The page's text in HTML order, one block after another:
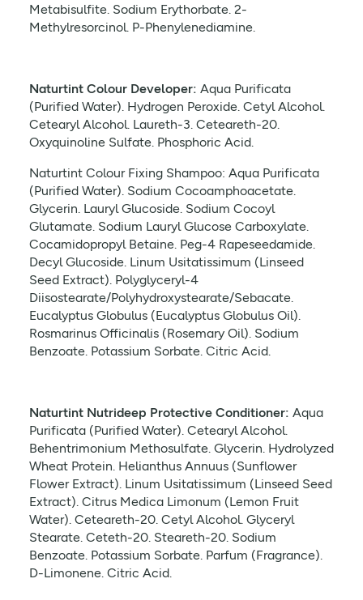
Metabisulfite. Sodium Erythorbate. 2-
Methylresorcinol. P-Phenylenediamine.
Naturtint Colour Developer: Aqua Purificata
(Purified Water). Hydrogen Peroxide. Cetyl Alcohol.
Cetearyl Alcohol. Laureth-3. Ceteareth-20.
Oxyquinoline Sulfate. Phosphoric Acid.
Naturtint Colour Fixing Shampoo: Aqua Purificata
(Purified Water). Sodium Cocoamphoacetate.
Glycerin. Lauryl Glucoside. Sodium Cocoyl
Glutamate. Sodium Lauryl Glucose Carboxylate.
Cocamidopropyl Betaine. Peg-4 Rapeseedamide.
Decyl Glucoside. Linum Usitatissimum (Linseed
Seed Extract). Polyglyceryl-4
Diisostearate/Polyhydroxystearate/Sebacate.
Eucalyptus Globulus (Eucalyptus Globulus Oil).
Rosmarinus Officinalis (Rosemary Oil). Sodium
Benzoate. Potassium Sorbate. Citric Acid.
Naturtint Nutrideep Protective Conditioner: Aqua
Purificata (Purified Water). Cetearyl Alcohol.
Behentrimonium Methosulfate. Glycerin. Hydrolyzed
Wheat Protein. Helianthus Annuus (Sunflower
Flower Extract). Linum Usitatissimum (Linseed Seed
Extract). Citrus Medica Limonum (Lemon Fruit
Water). Ceteareth-20. Cetyl Alcohol. Glyceryl
Stearate. Ceteth-20. Steareth-20. Sodium
Benzoate. Potassium Sorbate. Parfum (Fragrance).
D-Limonene. Citric Acid.